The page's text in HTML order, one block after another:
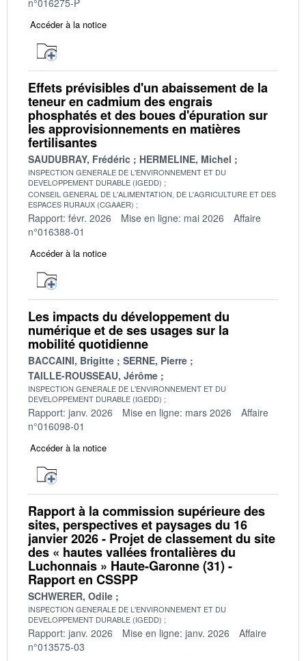
n°016275-P
Accéder à la notice
Effets prévisibles d'un abaissement de la
teneur en cadmium des engrais
phosphatés et des boues d'épuration sur
les approvisionnements en matières
fertilisantes
SAUDUBRAY, Frédéric HERMELINE, Michel
INSPECTION GENERALE DE L'ENVIRONNEMENT ET DU
DEVELOPPEMENT DURABLE (IGEDD)
CONSEIL GENERAL DE L'ALIMENTATION, DE L'AGRICULTURE ET DES
ESPACES RURAUX (CGAAER)
Rapport: févr. 2026 Mise en ligne: mai 2026
Affaire
n°016388-01
Accéder à la notice
Les impacts du développement du
numérique et de ses usages sur la
mobilité quotidienne
BACCAINI, Brigitte
SERNE, Pierre
TAILLE-ROUSSEAU, Jérôme
INSPECTION GENERALE DE L'ENVIRONNEMENT ET DU
DEVELOPPEMENT DURABLE (IGEDD)
Rapport: janv. 2026 Mise en ligne: mars 2026
Affaire
n°016098-01
Accéder à la notice
Rapport à la commission supérieure des
sites, perspectives et paysages du 16
janvier 2026 - Projet de classement du site
des « hautes vallées frontalières du
Luchonnais » Haute-Garonne (31) -
Rapport en CSSPP
SCHWERER, Odile
INSPECTION GENERALE DE L'ENVIRONNEMENT ET DU
DEVELOPPEMENT DURABLE (IGEDD)
Rapport: janv. 2026 Mise en ligne: janv. 2026
Affaire
n°013575-03